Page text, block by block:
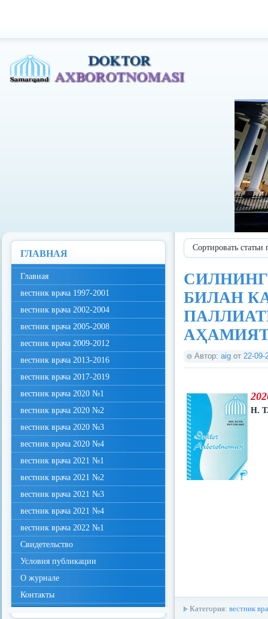
Сортировать
БИЛАН
Автор: aig от 22-09-
Н.
Категория: вестник
ГЛАВНАЯ
Главная
вестник врача 1997-2001
вестник врача 2002-2004
вестник врача 2005-2008
вестник врача 2009-2012
вестник врача 2013-2016
вестник врача 2017-2019
вестник врача 2020 №1
вестник врача 2020 №2
вестник врача 2020 №3
вестник врача 2020 №4
вестник врача 2021 №1
вестник врача 2021 №2
вестник врача 2021 №3
вестник врача 2021 №4
вестник врача 2022 №1
Свидетельство
Условия публикации
О журнале
Контакты